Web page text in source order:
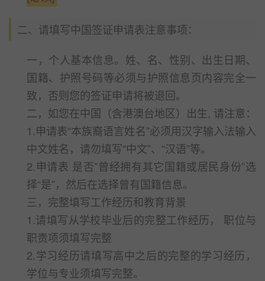
二、请填写中国签证申请表注意事项：
一，个人基本信息。姓、名、性别、出生日期、
国籍、护照号码等必须与护照信息页内容完全一
致，否则您的签证申请将被退回。
二，如您在中国（含港澳台地区）出生, 请注意：
1.申请表“本族裔语言姓名”必须用汉字输入法输入
中文姓名，请勿填写“中文”、“汉语”等。
2.申请表 是否”曾经拥有其它国籍或居民身份”选
择“是”，然后在选择曾有国籍信息。
三，完整填写工作经历和教育背景
1.请填写从学校毕业后的完整工作经历， 职位与
职责项须填写完整
2.学习经历请填写高中之后的完整的学习经历，
学位与专业须填写完整。